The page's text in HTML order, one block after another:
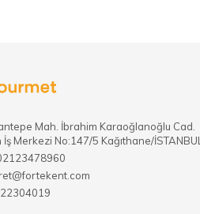
Mah. İbrahim Karaoğlanoğlu Cad.
Merkezi No:147/5 Kağıthane/İSTANBUL